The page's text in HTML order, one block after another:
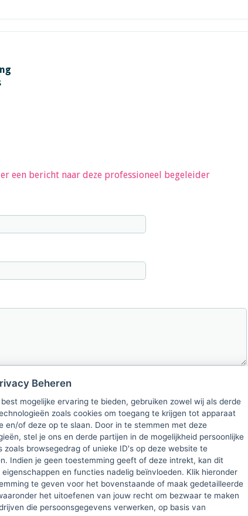
een bericht naar deze professioneel begeleider
Beheren
mogelijke ervaring te bieden, gebruiken zowel wij als derde
zoals cookies om toegang te krijgen tot apparaat
en/of deze op te slaan. Door in te stemmen met deze
stel je ons en derde partijen in de mogelijkheid persoonlijke
zoals browsegedrag of unieke ID's op deze website te
Indien je geen toestemming geeft of deze intrekt, kan dit
eigenschappen en functies nadelig beïnvloeden. Klik hieronder
te geven voor het bovenstaande of maak gedetailleerde
het uitoefenen van jouw recht om bezwaar te maken
die persoonsgegevens verwerken, op basis van